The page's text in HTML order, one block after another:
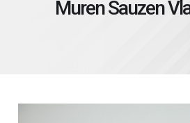
Muren Sauzen